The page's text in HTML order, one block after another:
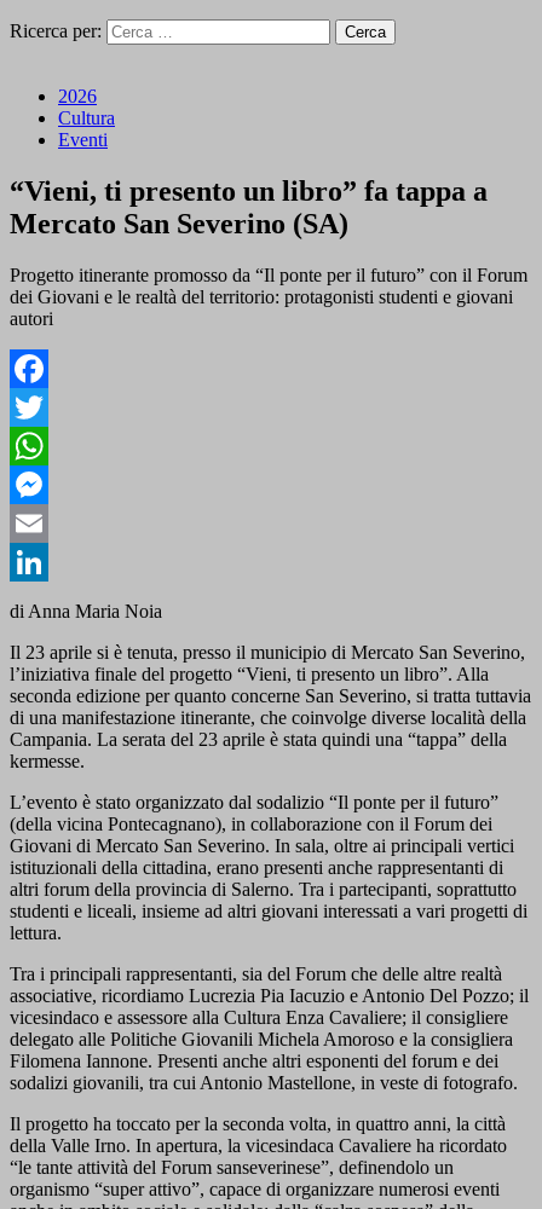
Ricerca per:
2026
Cultura
Eventi
“Vieni, ti presento un libro” fa tappa a
Mercato San Severino (SA)
Progetto itinerante promosso da “Il ponte per il futuro” con il Forum
dei Giovani e le realtà del territorio: protagonisti studenti e giovani
autori
Facebook
Twitter
WhatsApp
Messenger
Email
LinkedIn
di Anna Maria Noia
Il 23 aprile si è tenuta, presso il municipio di Mercato San Severino,
l’iniziativa finale del progetto “Vieni, ti presento un libro”. Alla
seconda edizione per quanto concerne San Severino, si tratta tuttavia
di una manifestazione itinerante, che coinvolge diverse località della
Campania. La serata del 23 aprile è stata quindi una “tappa” della
kermesse.
L’evento è stato organizzato dal sodalizio “Il ponte per il futuro”
(della vicina Pontecagnano), in collaborazione con il Forum dei
Giovani di Mercato San Severino. In sala, oltre ai principali vertici
istituzionali della cittadina, erano presenti anche rappresentanti di
altri forum della provincia di Salerno. Tra i partecipanti, soprattutto
studenti e liceali, insieme ad altri giovani interessati a vari progetti di
lettura.
Tra i principali rappresentanti, sia del Forum che delle altre realtà
associative, ricordiamo Lucrezia Pia Iacuzio e Antonio Del Pozzo; il
vicesindaco e assessore alla Cultura Enza Cavaliere; il consigliere
delegato alle Politiche Giovanili Michela Amoroso e la consigliera
Filomena Iannone. Presenti anche altri esponenti del forum e dei
sodalizi giovanili, tra cui Antonio Mastellone, in veste di fotografo.
Il progetto ha toccato per la seconda volta, in quattro anni, la città
della Valle Irno. In apertura, la vicesindaca Cavaliere ha ricordato
“le tante attività del Forum sanseverinese”, definendolo un
organismo “super attivo”, capace di organizzare numerosi eventi